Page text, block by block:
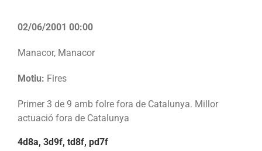
02/06/2001 00:00
Manacor, Manacor
Motiu: Fires
Primer 3 de 9 amb folre fora de Catalunya. Millor
actuació fora de Catalunya
4d8a, 3d9f, td8f, pd7f